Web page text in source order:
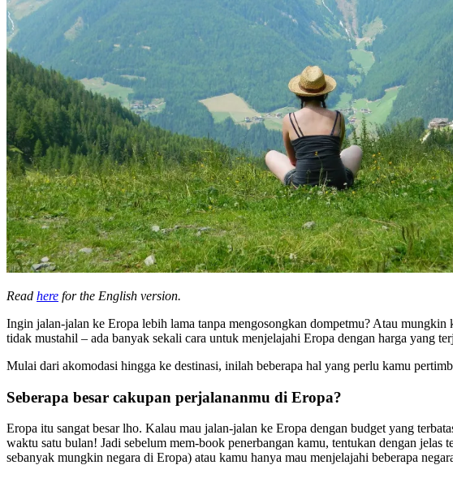
Read here for the English version.
Ingin jalan-jalan ke Eropa lebih lama tanpa mengosongkan dompetmu? Atau
tidak mustahil – ada banyak sekali cara untuk menjelajahi Eropa dengan harga yang
Mulai dari akomodasi hingga ke destinasi, inilah beberapa hal yang perlu kamu
Seberapa besar cakupan perjalananmu di Eropa?
Eropa itu sangat besar lho. Kalau mau jalan-jalan ke Eropa dengan budget yang
waktu satu bulan! Jadi sebelum mem-book penerbangan kamu, tentukan dengan
sebanyak mungkin negara di Eropa) atau kamu hanya mau menjelajahi beberapa